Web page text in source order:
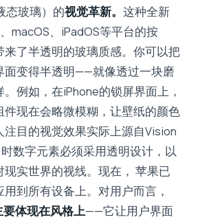
态玻璃）的视觉革新。 这种全新
macOS、iPadOS等平台的按
来了半透明的玻璃质感。你可以把
面变得半透明——就像透过一块磨
例如，在iPhone的锁屏界面上，
件现在会略微模糊，让壁纸的颜色
目的视觉效果实际上源自Vision
数字元素必须采用透明设计，以
实世界的视线。现在， 苹果已
到所有设备上。对用户而言，
体现在风格上——它让用户界面